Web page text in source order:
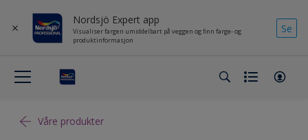
Nordsjö Expert app
Visualiser fargen umiddelbart på veggen og finn farge- og
produktinformasjon
Se
Våre produkter